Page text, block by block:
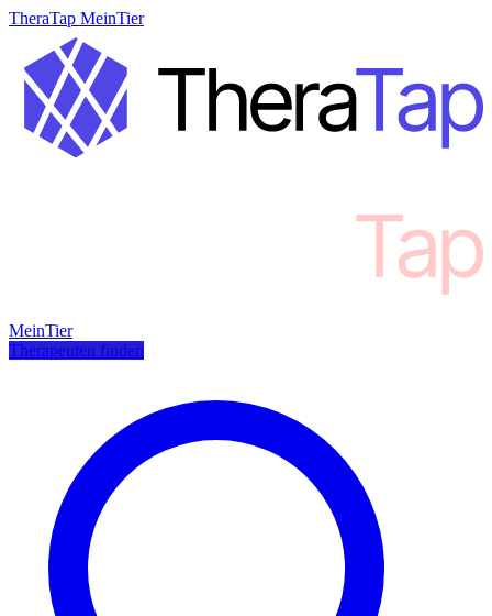
TheraTap MeinTier
MeinTier
Therapeuten finden